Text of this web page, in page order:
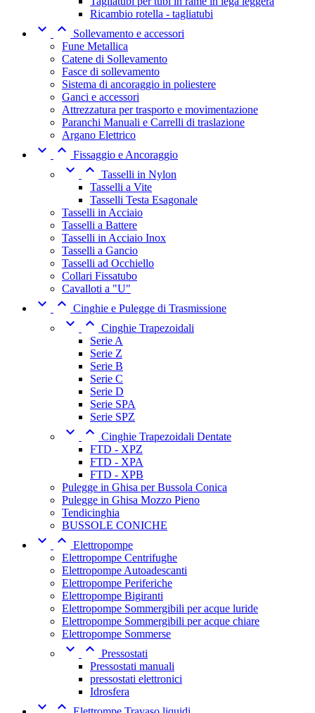
Ricambio rotella - tagliatubi
 
Sollevamento e accessori
Fune Metallica
Catene di Sollevamento
Fasce di sollevamento
Sistema di ancoraggio in poliestere
Ganci e accessori
Attrezzatura per trasporto e movimentazione
Paranchi Manuali e Carrelli di traslazione
Argano Elettrico
  Fissaggio e Ancoraggio
  Tasselli in Nylon
Tasselli a Vite
Tasselli Testa Esagonale
Tasselli in Acciaio
Tasselli a Battere
Tasselli in Acciaio Inox
Tasselli a Gancio
Tasselli ad Occhiello
Collari Fissatubo
Cavalloti a "U"
  Cinghie e Pulegge di Trasmissione
  Cinghie Trapezoidali
Serie A
Serie Z
Serie B
Serie C
Serie D
Serie SPA
Serie SPZ
  Cinghie Trapezoidali Dentate
FTD - XPZ
FTD - XPA
FTD - XPB
Pulegge in Ghisa per Bussola Conica
Pulegge in Ghisa Mozzo Pieno
Tendicinghia
BUSSOLE CONICHE
  Elettropompe
Elettropompe Centrifughe
Elettropompe Autoadescanti
Elettropompe Periferiche
Elettropompe Bigiranti
Elettropompe Sommergibili per acque luride
Elettropompe Sommergibili per acque chiare
Elettropompe Sommerse
  Pressostati
Pressostati manuali
pressostati elettronici
Idrosfera
 